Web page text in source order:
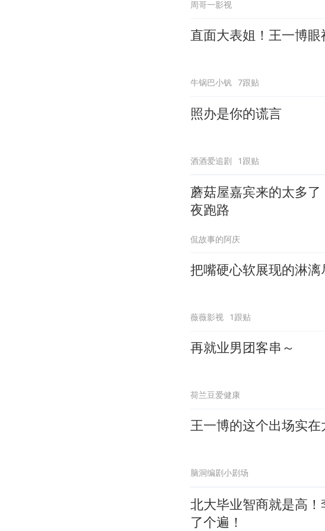
周哥一影视
直面大表姐！王一博
牛锅巴小钒 7跟贴
照办是你的谎言
酒酒爱追剧 1跟贴
蘑菇屋嘉宾来的太多
夜跑路
侃故事的阿庆
把嘴硬心软展现的淋漓
薇薇影视 1跟贴
再就业男团客串～
荷兰豆爱健康
王一博的这个出场实在
脑洞编剧小剧场
北大毕业智商就是高
了个遍！